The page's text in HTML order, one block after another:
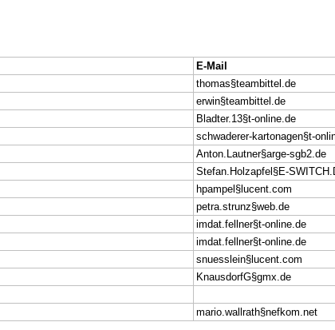
E-Mail
thomas§teambittel.de
erwin§teambittel.de
Bladter.13§t-online.de
schwaderer-kartonagen§t-
Anton.Lautner§arge-sgb2.de
Stefan.Holzapfel§E-
hpampel§lucent.com
petra.strunz§web.de
imdat.fellner§t-online.de
imdat.fellner§t-online.de
snuesslein§lucent.com
KnausdorfG§gmx.de
mario.wallrath§nefkom.net